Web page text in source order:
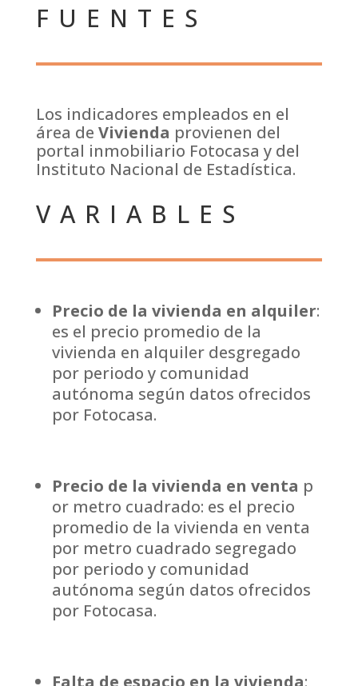
FUENTES
Los indicadores empleados en el
área de Vivienda provienen del
portal inmobiliario Fotocasa y del
Instituto Nacional de Estadística.
VARIABLES
Precio de la vivienda en alquiler:
es el precio promedio de la
vivienda en alquiler desgregado
por periodo y comunidad
autónoma según datos ofrecidos
por Fotocasa.
Precio de la vivienda en venta p
or metro cuadrado: es el precio
promedio de la vivienda en venta
por metro cuadrado segregado
por periodo y comunidad
autónoma según datos ofrecidos
por Fotocasa.
Falta de espacio en la vivienda: